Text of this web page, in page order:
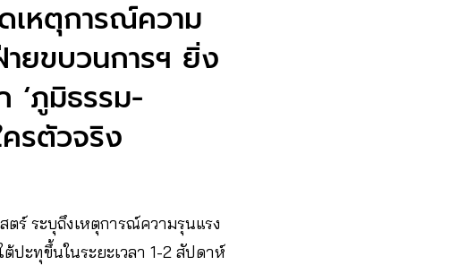
หตุการณ์ความ
ยขบวนการฯ ยิ่ง
‘ภูมิธรรม-
รตัวจริง
ร์ ระบุถึงเหตุการณ์ความรุนแรง
ะทุขึ้นในระยะเวลา 1-2 สัปดาห์